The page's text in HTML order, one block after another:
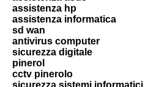
assistenza hp
assistenza informatica
sd wan
antivirus computer
sicurezza digitale
pinerol
cctv pinerolo
sicurezza sistemi informatici